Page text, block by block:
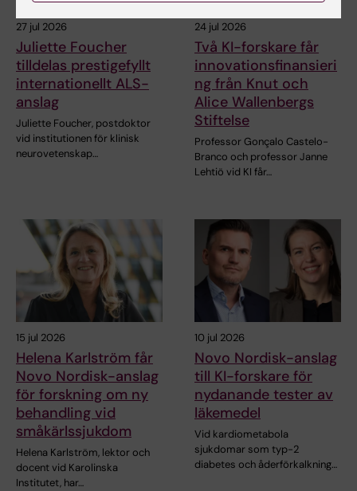
27 jul 2026
Juliette Foucher
tilldelas prestigefyllt
internationellt ALS-
anslag
Juliette Foucher, postdoktor
vid institutionen för klinisk
neurovetenskap…
24 jul 2026
Två KI-forskare får
innovationsfinansieri
ng från Knut och
Alice Wallenbergs
Stiftelse
Professor Gonçalo Castelo-
Branco och professor Janne
Lehtiö vid KI får…
15 jul 2026
Helena Karlström får
Novo Nordisk-anslag
för forskning om ny
behandling vid
småkärlssjukdom
Helena Karlström, lektor och
docent vid Karolinska
Institutet, har…
10 jul 2026
Novo Nordisk-anslag
till KI-forskare för
nydanande tester av
läkemedel
Vid kardiometabola
sjukdomar som typ-2
diabetes och åderförkalkning…